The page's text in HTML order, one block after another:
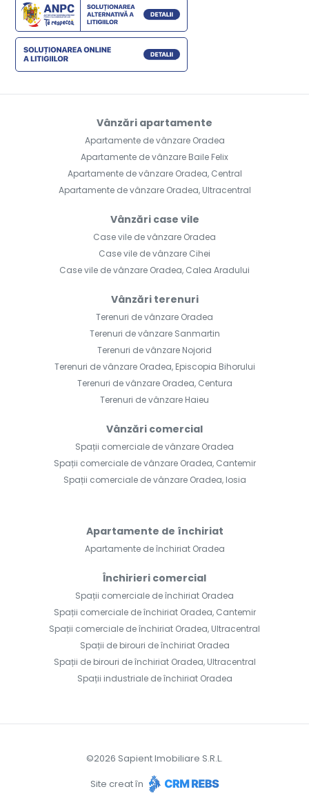
Vânzări apartamente
Apartamente de vânzare Oradea
Apartamente de vânzare Baile Felix
Apartamente de vânzare Oradea, Central
Apartamente de vânzare Oradea, Ultracentral
Vânzări case vile
Case vile de vânzare Oradea
Case vile de vânzare Cihei
Case vile de vânzare Oradea, Calea Aradului
Vânzări terenuri
Terenuri de vânzare Oradea
Terenuri de vânzare Sanmartin
Terenuri de vânzare Nojorid
Terenuri de vânzare Oradea, Episcopia Bihorului
Terenuri de vânzare Oradea, Centura
Terenuri de vânzare Haieu
Vânzări comercial
Spații comerciale de vânzare Oradea
Spații comerciale de vânzare Oradea, Cantemir
Spații comerciale de vânzare Oradea, Iosia
Apartamente de închiriat
Apartamente de închiriat Oradea
Închirieri comercial
Spații comerciale de închiriat Oradea
Spații comerciale de închiriat Oradea, Cantemir
Spații comerciale de închiriat Oradea, Ultracentral
Spații de birouri de închiriat Oradea
Spații de birouri de închiriat Oradea, Ultracentral
Spații industriale de închiriat Oradea
©2026 Sapient Imobiliare S.R.L.
Site creat în